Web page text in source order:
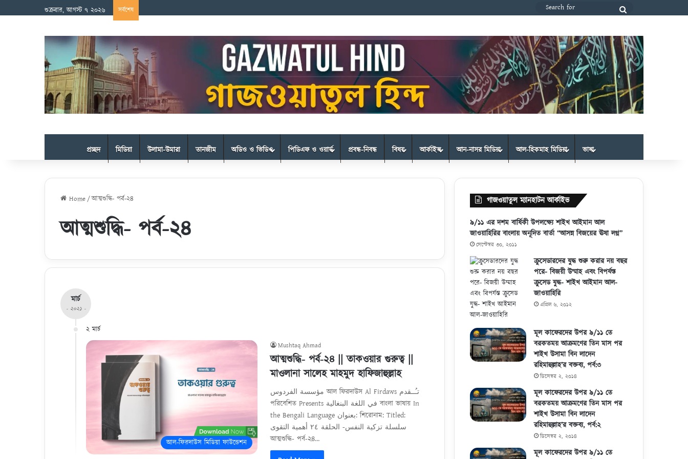
শুক্রবার, আগস্ট ৭ ২০২৬ সর্বশেষ
প্রচ্ছদ মিডিয়া উলামা-উমারা তানজীম অডিও ও ভিডিও পিডিএফ ও ওয়ার্ড প্রবন্ধ-নিবন্ধ বিষয় আর্কাইভ আন-নাসর মিডিয়া আল-হিকমাহ মিডিয়া ভাষা
Home /আত্মশুদ্ধি- পর্ব-২৪
আত্মশুদ্ধি- পর্ব-২৪
মার্চ
- ২০২১ -
২ মার্চ
আল-ফিরদাউস মিডিয়া ফাউন্ডেশন
Mushtaq Ahmad
আত্মশুদ্ধি- পর্ব-২৪ || তাকওয়ার গুরুত্ব ||
মাওলানা সালেহ মাহমুদ হাফিজাহুল্লাহ
مؤسسة الفردوس আল ফিরদাউস Al Firdaws تـُــقدم
পরিবেশিত Presents في اللغة البنغالية বাংলা ভাষায় In
the Bengali Language بعنوان: শিরোনাম: Titled:
سلسلة تزكية النفس- الحلقة ٢٤ أهمية التقوى
আত্মশুদ্ধি- পর্ব-২৪…
গাজওয়াতুল ম্যানহাটন আর্কাইভ
৯/১১ এর দশম বার্ষিকী উপলক্ষ্যে শাইখ আইমান আল
জাওয়াহিরির বাংলায় অনূদিত বার্তা “আসন্ন বিজয়ের ঊষা লগ্ন”
সেপ্টেম্বর ৩০, ২০১১
ক্রুসেডারদের যুদ্ধ শুরু করার নয় বছর
পরে- বিজয়ী উম্মাহ এবং বিপর্যস্ত
ক্রুসেড যুদ্ধ- শাইখ আইমান আল-
জাওয়াহিরি
এপ্রিল ৬, ২০১২
মূল কাফেরদের উপর ৯/১১ তে
বরকতময় আক্রমণের তিন মাস পর
শাইখ উসামা বিন লাদেন
রহিমাহুল্লাহ’র বক্তব্য, পর্ব:৩
ডিসেম্বর ২, ২০১৪
মূল কাফেরদের উপর ৯/১১ তে
বরকতময় আক্রমণের তিন মাস পর
শাইখ উসামা বিন লাদেন
রহিমাহুল্লাহ’র বক্তব্য, পর্ব:২
ডিসেম্বর ২, ২০১৪
মূল কাফেরদের উপর ৯/১১ তে